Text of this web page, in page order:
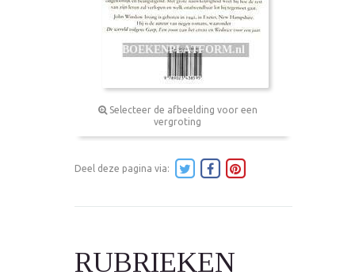
Selecteer de afbeelding voor een
vergroting
Deel deze pagina via:
RUBRIEKEN